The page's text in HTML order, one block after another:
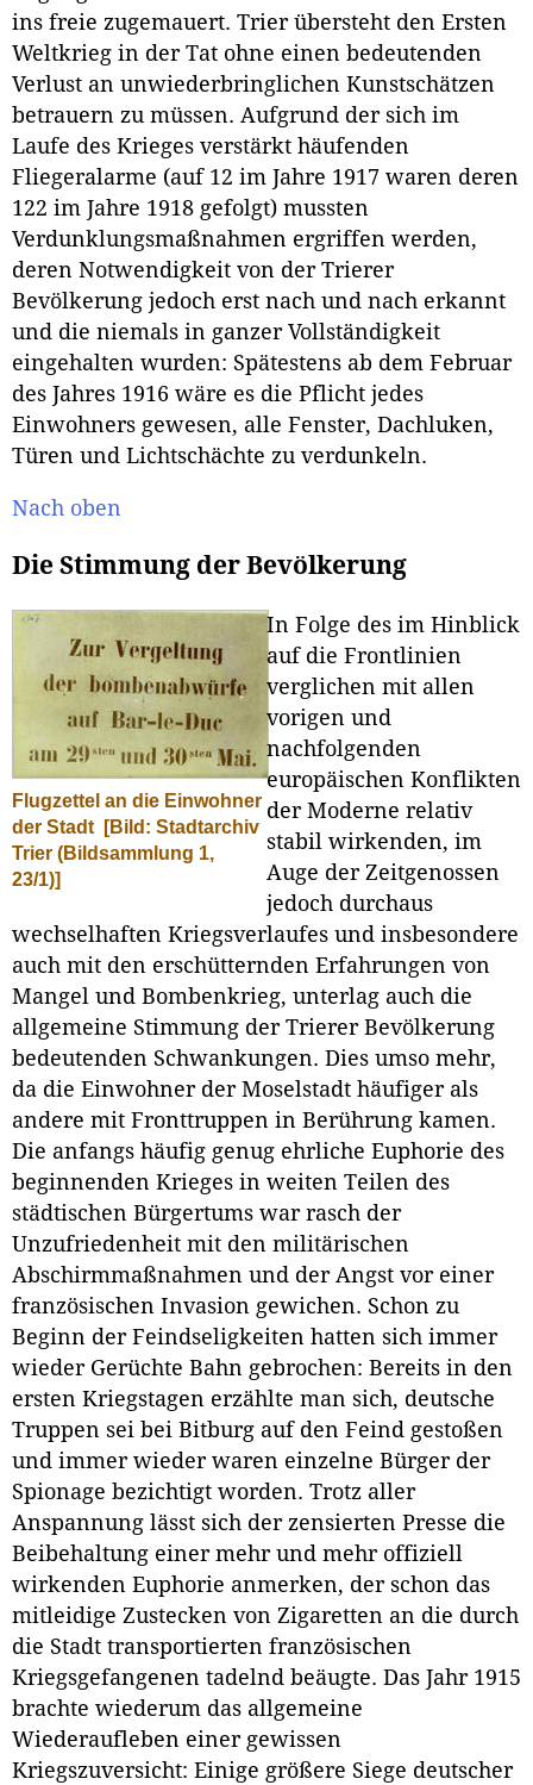
ins freie zugemauert. Trier übersteht den Ersten
Weltkrieg in der Tat ohne einen bedeutenden
Verlust an unwiederbringlichen Kunstschätzen
betrauern zu müssen. Aufgrund der sich im
Laufe des Krieges verstärkt häufenden
Fliegeralarme (auf 12 im Jahre 1917 waren deren
122 im Jahre 1918 gefolgt) mussten
Verdunklungsmaßnahmen ergriffen werden,
deren Notwendigkeit von der Trierer
Bevölkerung jedoch erst nach und nach erkannt
und die niemals in ganzer Vollständigkeit
eingehalten wurden: Spätestens ab dem Februar
des Jahres 1916 wäre es die Pflicht jedes
Einwohners gewesen, alle Fenster, Dachluken,
Türen und Lichtschächte zu verdunkeln.
Nach oben
Die Stimmung der Bevölkerung
Flugzettel an die Einwohner
der Stadt
[Bild: Stadtarchiv
Trier (Bildsammlung 1,
23/1)]
In Folge des im Hinblick
auf die Frontlinien
verglichen mit allen
vorigen und
nachfolgenden
europäischen Konflikten
der Moderne relativ
stabil wirkenden, im
Auge der Zeitgenossen
jedoch durchaus
wechselhaften Kriegsverlaufes und insbesondere
auch mit den erschütternden Erfahrungen von
Mangel und Bombenkrieg, unterlag auch die
allgemeine Stimmung der Trierer Bevölkerung
bedeutenden Schwankungen. Dies umso mehr,
da die Einwohner der Moselstadt häufiger als
andere mit Fronttruppen in Berührung kamen.
Die anfangs häufig genug ehrliche Euphorie des
beginnenden Krieges in weiten Teilen des
städtischen Bürgertums war rasch der
Unzufriedenheit mit den militärischen
Abschirmmaßnahmen und der Angst vor einer
französischen Invasion gewichen. Schon zu
Beginn der Feindseligkeiten hatten sich immer
wieder Gerüchte Bahn gebrochen: Bereits in den
ersten Kriegstagen erzählte man sich, deutsche
Truppen sei bei Bitburg auf den Feind gestoßen
und immer wieder waren einzelne Bürger der
Spionage bezichtigt worden. Trotz aller
Anspannung lässt sich der zensierten Presse die
Beibehaltung einer mehr und mehr offiziell
wirkenden Euphorie anmerken, der schon das
mitleidige Zustecken von Zigaretten an die durch
die Stadt transportierten französischen
Kriegsgefangenen tadelnd beäugte. Das Jahr 1915
brachte wiederum das allgemeine
Wiederaufleben einer gewissen
Kriegszuversicht: Einige größere Siege deutscher